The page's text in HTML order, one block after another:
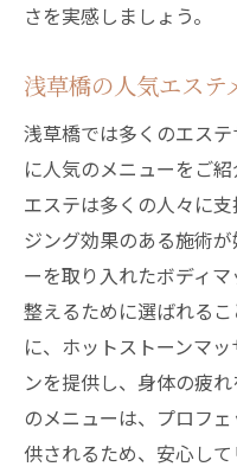
さを実感しましょう。
浅草橋の人気エステ
浅草橋では多くのエス
に人気のメニューをご
エステは多くの人々に
ジング効果のある施術
ーを取り入れたボディ
整えるために選ばれる
に、ホットストーンマ
ンを提供し、身体の疲
のメニューは、プロフ
供されるため、安心し